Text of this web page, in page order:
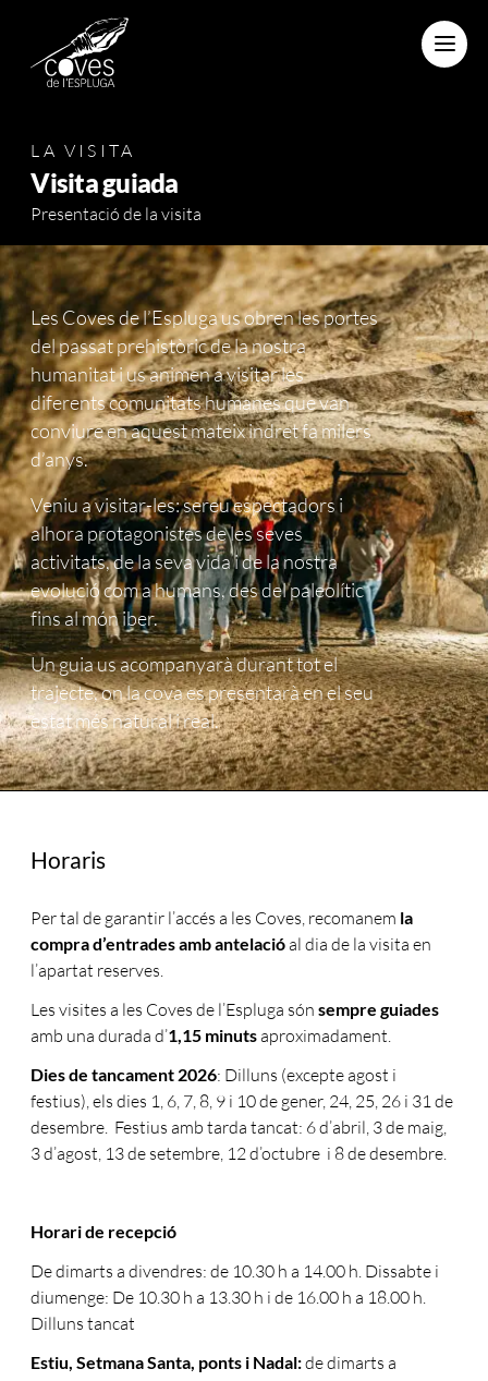
Menu
LA VISITA
Visita guiada
Presentació de la visita
Les Coves de l’Espluga us obren les portes
del passat prehistòric de la nostra
humanitat i us animen a visitar les
diferents comunitats humanes que van
conviure en aquest mateix indret fa milers
d’anys.
Veniu a visitar-les: sereu espectadors i
alhora protagonistes de les seves
activitats, de la seva vida i de la nostra
evolució com a humans, des del paleolític
fins al món iber.
Un guia us acompanyarà durant tot el
trajecte, on la cova es presentarà en el seu
estat més natural i real.
Horaris
Per tal de garantir l’accés a les Coves, recomanem la
compra d’entrades amb antelacióal dia de la visita en
l’apartat reserves.
Les visites a les Coves de l’Espluga sónsempre guiades
amb una durada d’1,15 minutsaproximadament.
Dies de tancament 2026: Dilluns (excepte agost i
festius), els dies 1, 6, 7, 8, 9 i 10 de gener, 24, 25, 26 i 31 de
desembre. Festius amb tarda tancat: 6 d’abril, 3 de maig,
3 d’agost, 13 de setembre, 12 d’octubre i 8 de desembre.
Horari de recepció
De dimarts a divendres: de 10.30 h a 14.00 h. Dissabte i
diumenge: De 10.30 h a 13.30 h i de 16.00 h a 18.00 h.
Dilluns tancat
Estiu, Setmana Santa, ponts i Nadal:de dimarts a